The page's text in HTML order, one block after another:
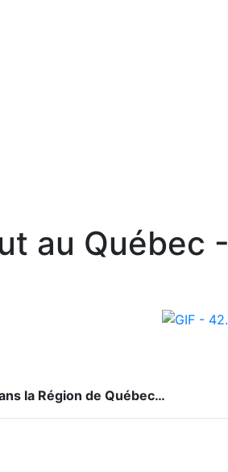
au Québec -
la Région de Québec…